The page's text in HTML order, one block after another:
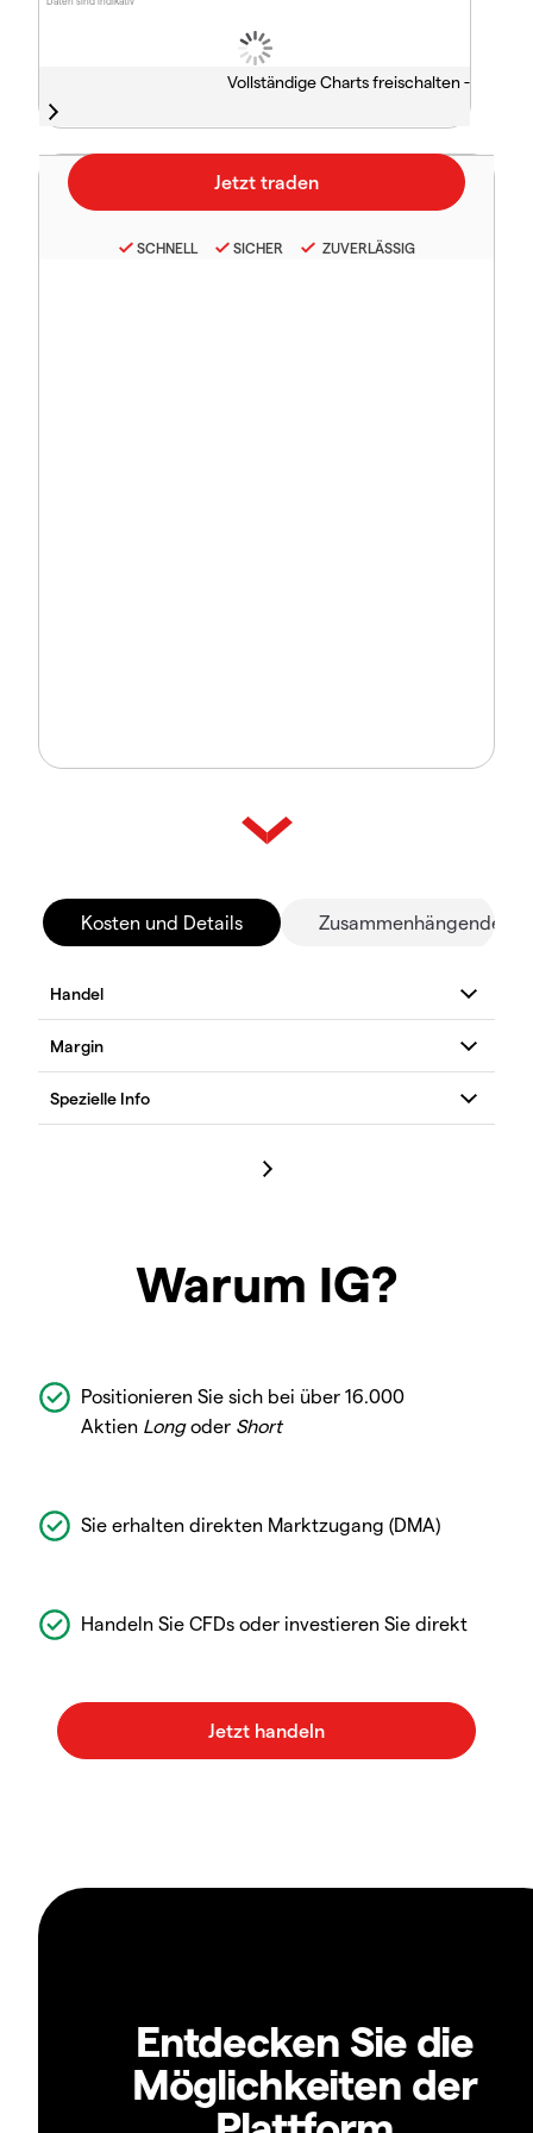
Vollständige Charts freischalten -
SCHNELL SICHER ZUVERLÄSSIG
Kosten und Details Zusammenhängende
Warum IG?
Positionieren Sie sich bei über 16.000
Aktien Longoder Short
Sie erhalten direkten Marktzugang (DMA)
Handeln Sie CFDs oder investieren Sie direkt
Entdecken Sie die
Möglichkeiten der